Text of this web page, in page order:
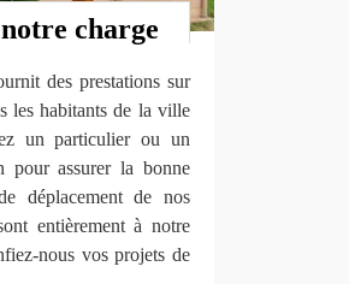
charge
des prestations sur
les habitants de la ville
un particulier ou un
pour assurer la bonne
déplacement de nos
entièrement à notre
nous vos projets de